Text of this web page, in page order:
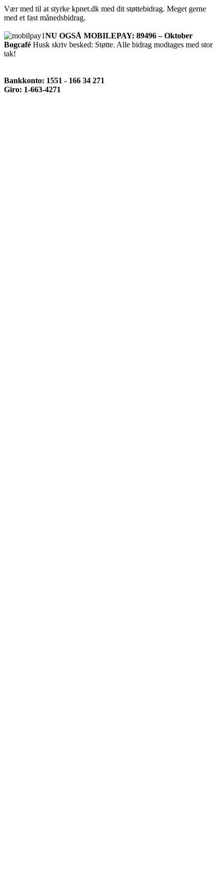
Vær med til at styrke kpnet.dk med dit støttebidrag. Meget gerne
med et fast månedsbidrag.
NU OGSÅ MOBILEPAY: 89496 – Oktober
Bogcafé Husk skriv besked: Støtte. Alle bidrag modtages med stor
tak!
Bankkonto: 1551 - 166 34 271
Giro: 1-663-4271